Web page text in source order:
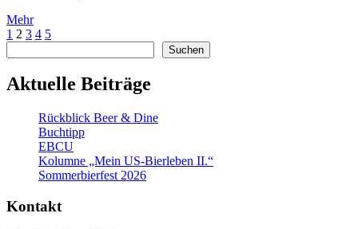
Mehr
1 2 3 4 5
Suchen
Aktuelle Beiträge
Rückblick Beer & Dine
Buchtipp
EBCU
Kolumne „Mein US-Bierleben II.“
Sommerbierfest 2026
Kontakt